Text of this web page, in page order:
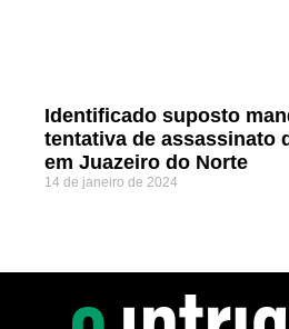
Identificado suposto
tentativa de assassinato
em Juazeiro do Norte
14 de janeiro de 2024